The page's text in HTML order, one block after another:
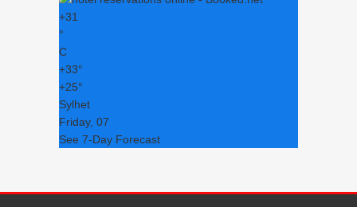
+31
°
C
+33°
+25°
Sylhet
Friday, 07
See 7-Day Forecast